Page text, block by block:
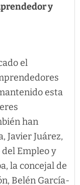
y
el
esta
han
Javier Juárez,
Empleo y
la concejal de
Belén García-